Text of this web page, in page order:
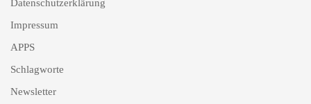
Datenschutzerklärung
Impressum
APPS
Schlagworte
Newsletter